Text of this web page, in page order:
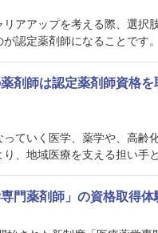
リアアップを考える際、選択
が認定薬剤師になることです
いたことがあるかもしれませ
認定薬剤師が「意味ない」と
取得するメリット、年収・キャ
説します。
剤師は認定薬剤師資格を
っていく医学、薬学や、高齢
り、地域医療を支える担い手
増しているのが認定薬剤師と
定薬剤師とはいったいどんな
。それを取得するとどのよう
専門薬剤師」の資格取得体